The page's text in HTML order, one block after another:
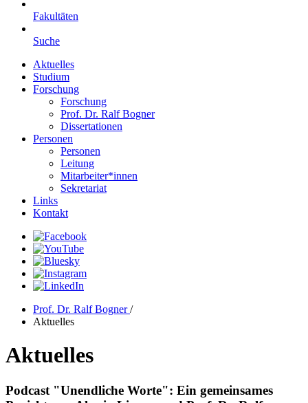
Fakultäten
Suche
Aktuelles
Studium
Forschung
Forschung
Prof. Dr. Ralf Bogner
Dissertationen
Personen
Personen
Leitung
Mitarbeiter*innen
Sekretariat
Links
Kontakt
Prof. Dr. Ralf Bogner/
Aktuelles
Aktuelles
Podcast "Unendliche Worte": Ein gemeinsames